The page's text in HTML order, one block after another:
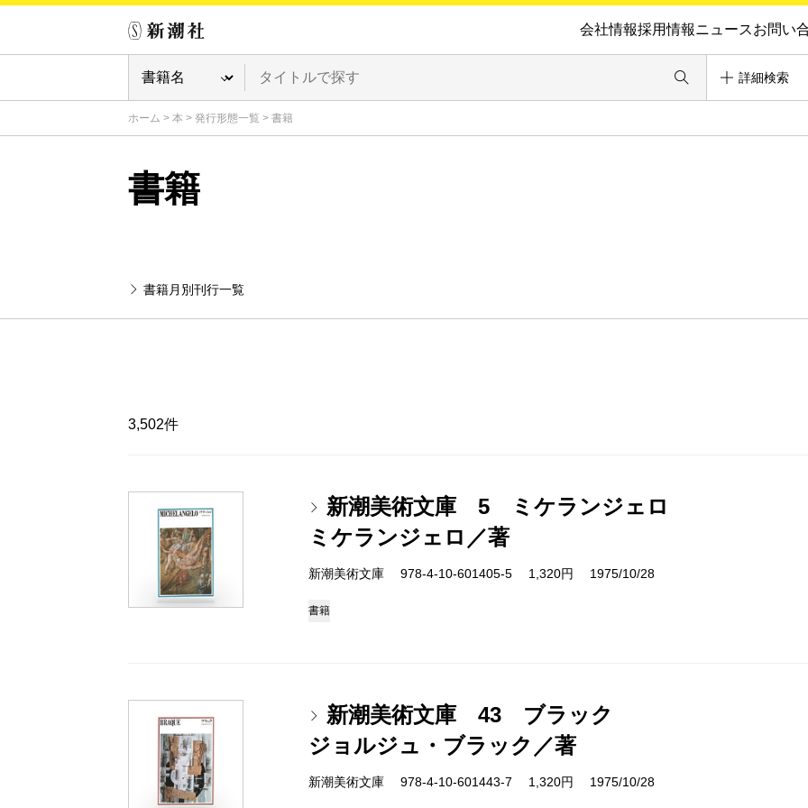
会社情報採用情報ニュースお問い
詳細検索
ホーム > 本 > 発行形態一覧 > 書籍
書籍
書籍月別刊行一覧
3,502件
新潮美術文庫 5 ミケランジェロ
ミケランジェロ／著
新潮美術文庫 978-4-10-601405-5 1,320円 1975/10/28
書籍
新潮美術文庫 43 ブラック
ジョルジュ・ブラック／著
新潮美術文庫 978-4-10-601443-7 1,320円 1975/10/28